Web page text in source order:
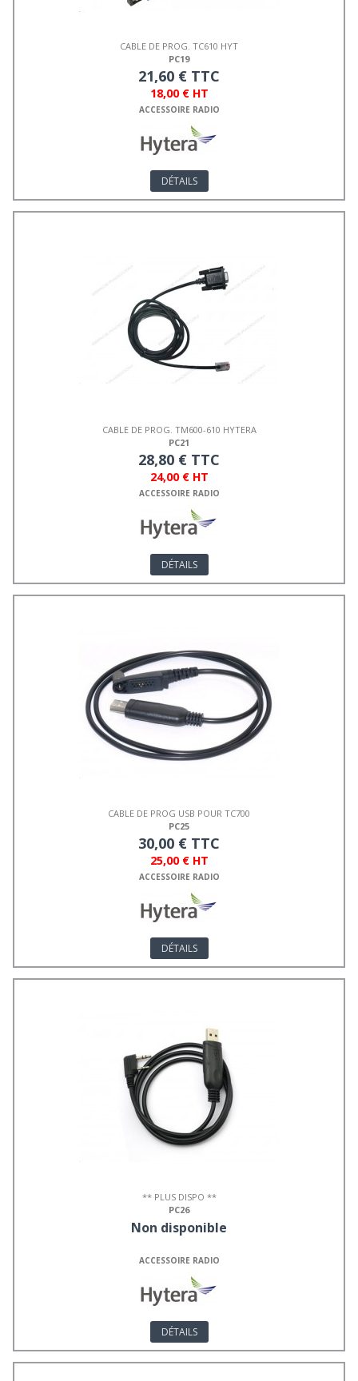
CABLE DE PROG. TC610 HYT
PC19
21,60 € TTC
18,00 € HT
ACCESSOIRE RADIO
DÉTAILS
CABLE DE PROG. TM600-610 HYTERA
PC21
28,80 € TTC
24,00 € HT
ACCESSOIRE RADIO
DÉTAILS
CABLE DE PROG USB POUR TC700
PC25
30,00 € TTC
25,00 € HT
ACCESSOIRE RADIO
DÉTAILS
** PLUS DISPO **
PC26
Non disponible
ACCESSOIRE RADIO
DÉTAILS